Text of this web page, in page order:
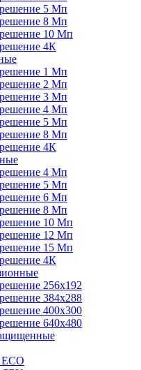
5 Мп
8 Мп
10 Мп
4К
1 Мп
2 Мп
3 Мп
4 Мп
5 Мп
8 Мп
4К
4 Мп
5 Мп
6 Мп
8 Мп
10 Мп
12 Мп
15 Мп
4К
256x192
384х288
400x300
640х480